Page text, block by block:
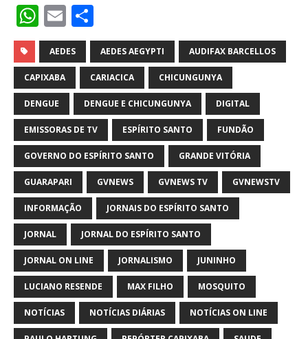
W
h
at
s
A
p
p
E
m
ai
l
h
ar
e
AEDES AEDES AEGYPTI AUDIFAX BARCELLOS
CAPIXABA CARIACICA CHICUNGUNYA
DENGUE DENGUE E CHICUNGUNYA DIGITAL
EMISSORAS DE TV ESPÍRITO SANTO FUNDÃO
GOVERNO DO ESPÍRITO SANTO GRANDE VITÓRIA
GUARAPARI GVNEWS GVNEWS TV GVNEWSTV
INFORMAÇÃO JORNAIS DO ESPÍRITO SANTO
JORNAL JORNAL DO ESPÍRITO SANTO
JORNAL ON LINE JORNALISMO JUNINHO
LUCIANO RESENDE MAX FILHO MOSQUITO
NOTÍCIAS NOTÍCIAS DIÁRIAS NOTÍCIAS ON LINE